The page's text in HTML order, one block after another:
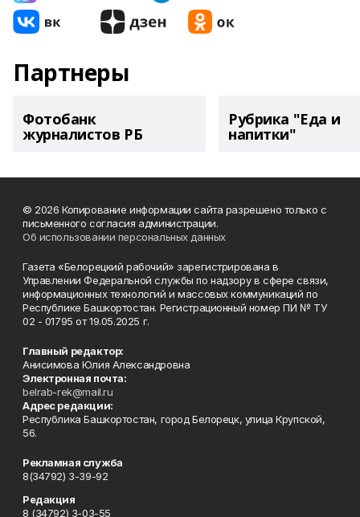
Партнеры
Фотобанк
журналистов РБ
Рубрика "Еда и
напитки"
© 2026 Копирование информации сайта разрешено только с
письменного согласия администрации.
Об использовании персональных данных
Газета «Белорецкий рабочий» зарегистрирована в
Управлении Федеральной службы по надзору в сфере связи,
информационных технологий и массовых коммуникаций по
Республике Башкортостан. Регистрационный номер ПИ № ТУ
02 - 01795 от 19.05.2025 г.
Главный редактор:
Анисимова Юлия Александровна
Электронная почта:
belrab-rek@mail.ru
Адрес редакции:
Республика Башкортостан, город Белорецк, улица Крупской,
56.
Рекламная служба
8(34792) 3-39-92
Редакция
8 (34792) 3-03-55